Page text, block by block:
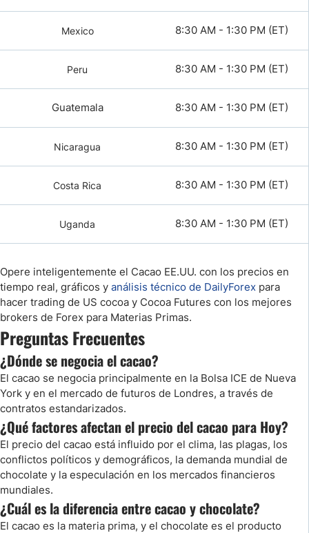
Mexico 8:30 AM - 1:30 PM (ET)
Peru 8:30 AM - 1:30 PM (ET)
Guatemala 8:30 AM - 1:30 PM (ET)
Nicaragua 8:30 AM - 1:30 PM (ET)
Costa Rica 8:30 AM - 1:30 PM (ET)
Uganda 8:30 AM - 1:30 PM (ET)
Opere inteligentemente el Cacao EE.UU. con los precios en
tiempo real, gráficos y análisis técnico de DailyForex para
hacer trading de US cocoa y Cocoa Futures con los mejores
brokers de Forex para Materias Primas.
Preguntas Frecuentes
¿Dónde se negocia el cacao?
El cacao se negocia principalmente en la Bolsa ICE de Nueva
York y en el mercado de futuros de Londres, a través de
contratos estandarizados.
¿Qué factores afectan el precio del cacao para Hoy?
El precio del cacao está influido por el clima, las plagas, los
conflictos políticos y demográficos, la demanda mundial de
chocolate y la especulación en los mercados financieros
mundiales.
¿Cuál es la diferencia entre cacao y chocolate?
El cacao es la materia prima, y el chocolate es el producto